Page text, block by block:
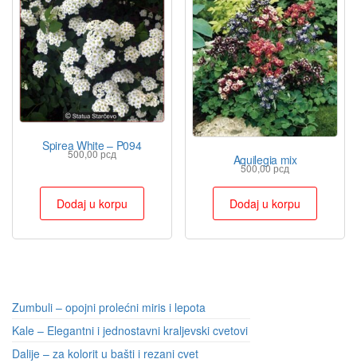
Spirea White – P094
500,00рсд
Dodaj u korpu
Aquilegia mix
500,00рсд
Dodaj u korpu
Zumbuli – opojni prolećni miris i lepota
Kale – Elegantni i jednostavni kraljevski cvetovi
Dalije – za kolorit u bašti i rezani cvet